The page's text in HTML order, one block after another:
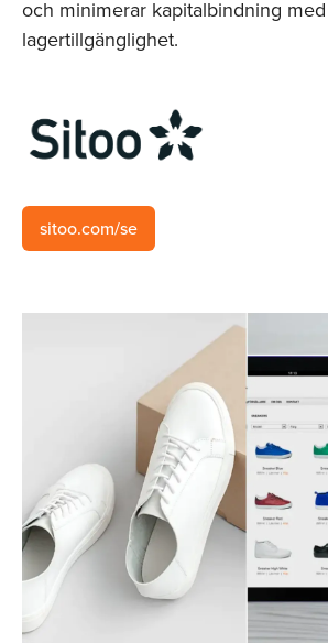
och minimerar kapitalbindning
lagertillgänglighet.
sitoo.com/se